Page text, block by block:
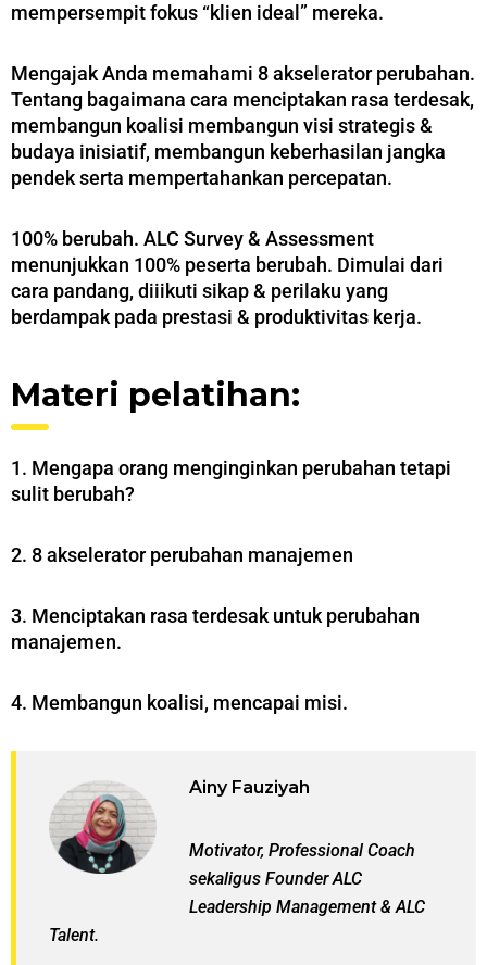
mempersempit fokus “klien ideal” mereka.
Mengajak Anda memahami 8 akselerator perubahan.
Tentang bagaimana cara menciptakan rasa terdesak,
membangun koalisi membangun visi strategis &
budaya inisiatif, membangun keberhasilan jangka
pendek serta mempertahankan percepatan.
100% berubah. ALC Survey & Assessment
menunjukkan 100% peserta berubah. Dimulai dari
cara pandang, diiikuti sikap & perilaku yang
berdampak pada prestasi & produktivitas kerja.
Materi pelatihan:
1. Mengapa orang menginginkan perubahan tetapi
sulit berubah?
2. 8 akselerator perubahan manajemen
3. Menciptakan rasa terdesak untuk perubahan
manajemen.
4. Membangun koalisi, mencapai misi.
Ainy Fauziyah
Motivator, Professional Coach
sekaligus Founder ALC
Leadership Management & ALC
Talent.